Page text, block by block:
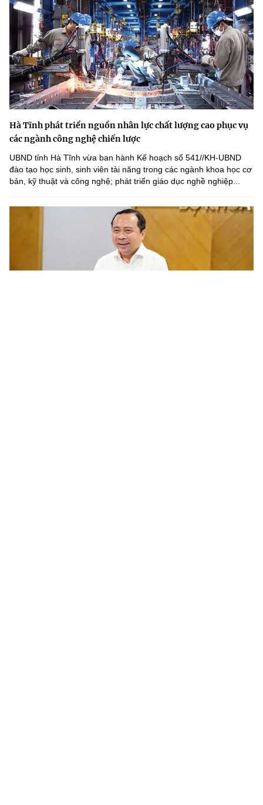
Hà Tĩnh phát triển nguồn nhân lực chất lượng cao phục vụ
các ngành công nghệ chiến lược
UBND tỉnh Hà Tĩnh vừa ban hành Kế hoạch số 541//KH-UBND
đào tạo học sinh, sinh viên tài năng trong các ngành khoa học cơ
bản, kỹ thuật và công nghệ; phát triển giáo dục nghề nghiệp...